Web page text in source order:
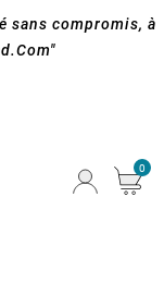
sans compromis, à
0